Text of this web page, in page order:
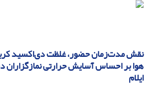
نقش مدت‌زمان حضور، غلظت دی‌اکسید
هوا بر احساس آسایش حرارتی
ایلام